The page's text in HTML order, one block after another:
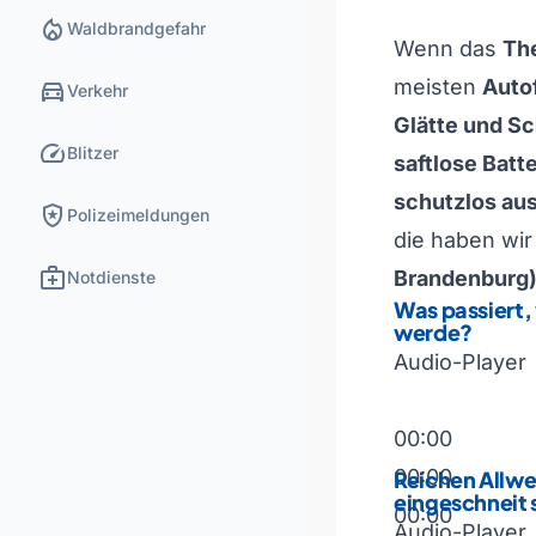
local_fire_department Waldbrandgefahr
directions_carVerkehr
speedBlitzer
local_police Polizeimeldungen
medical_servicesNotdienste
Wenn das
meisten
Glätte und
saftlose
schutzlos
die haben
Brandenburg)
Was
werde?
Audio-Player
00:00
00:00
00:00
Reichen
eingeschneit